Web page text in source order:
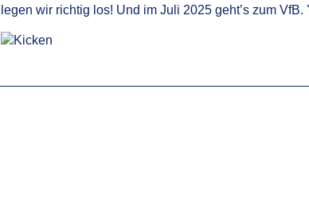
legen wir richtig los! Und im Juli 2025 geht’s zum VfB.